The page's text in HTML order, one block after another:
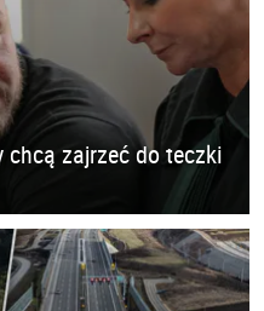
chcą zajrzeć do teczki